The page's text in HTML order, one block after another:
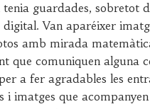
guardades, sobretot
Van aparéixer
amb mirada
que comuniquen alguna
a fer agradables les
i imatges que